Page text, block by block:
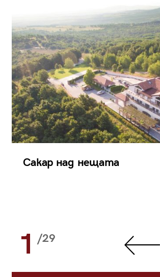
Сакар над нещата
1 /29